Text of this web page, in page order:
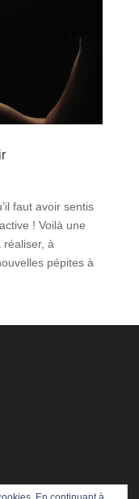
faut avoir sentis
! Voilà une
à
pépites à